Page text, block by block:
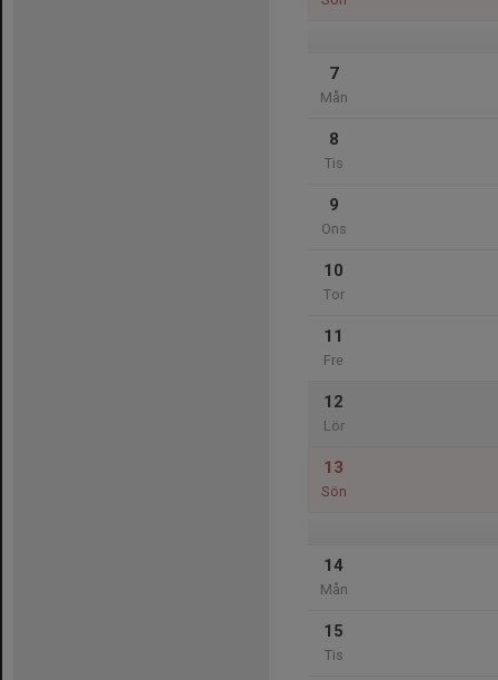
7
Mån
8
Tis
9
Ons
10
Tor
11
Fre
12
Lör
13
Sön
14
Mån
15
Tis